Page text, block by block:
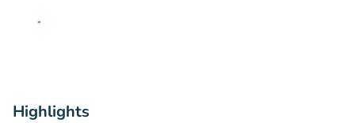
Highlights